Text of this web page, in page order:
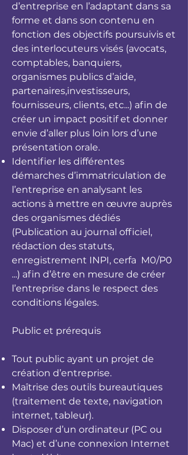
d’entreprise en l’adaptant dans sa
forme et dans son contenu en
fonction des objectifs poursuivis et
des interlocuteurs visés (avocats,
comptables, banquiers,
organismes publics d’aide,
partenaires,investisseurs,
fournisseurs, clients, etc...) afin de
créer un impact positif et donner
envie d’aller plus loin lors d’une
présentation orale.
Identifier les différentes
démarches d’immatriculation de
l’entreprise en analysant les
actions à mettre en œuvre auprès
des organismes dédiés
(Publication au journal officiel,
rédaction des statuts,
enregistrement INPI, cerfa M0/P0
...) afin d’être en mesure de créer
l’entreprise dans le respect des
conditions légales.
Public et prérequis
Tout public ayant un projet de
création d’entreprise.
Maîtrise des outils bureautiques
(traitement de texte, navigation
internet, tableur).
Disposer d’un ordinateur (PC ou
Mac) et d’une connexion Internet